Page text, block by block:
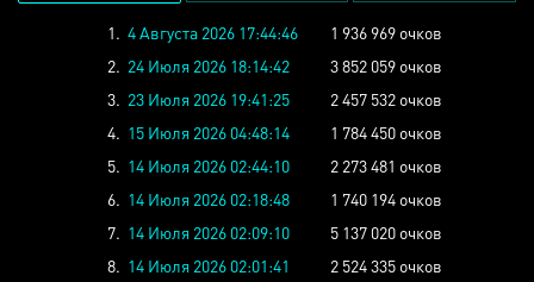
1. 4 Августа 2026 17:44:46
1 936 969 очков
2. 24 Июля 2026 18:14:42
3 852 059 очков
3. 23 Июля 2026 19:41:25
2 457 532 очков
4. 15 Июля 2026 04:48:14
1 784 450 очков
5. 14 Июля 2026 02:44:10
2 273 481 очков
6. 14 Июля 2026 02:18:48
1 740 194 очков
7. 14 Июля 2026 02:09:10
5 137 020 очков
8. 14 Июля 2026 02:01:41
2 524 335 очков